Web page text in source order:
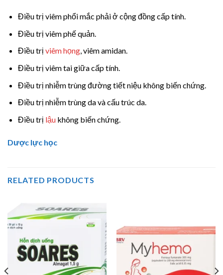
Điều trị viêm phổi mắc phải ở cộng đồng cấp tính.
Điều trị viêm phế quản.
Điều trị viêm họng, viêm amidan.
Điều trị viêm tai giữa cấp tính.
Điều trị nhiễm trùng đường tiết niệu không biến chứng.
Điều trị nhiễm trùng da và cấu trúc da.
Điều trị lậukhông biến chứng.
Dược lực học
RELATED PRODUCTS